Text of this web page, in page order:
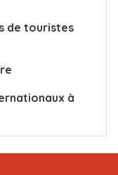
visiteurs
8,8 millions
mois
les
2024
de Son